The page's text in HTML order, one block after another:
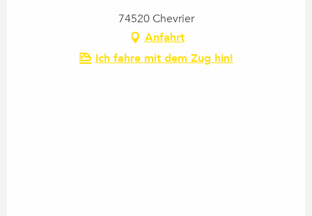
74520 Chevrier
Anfahrt
Ich fahre mit dem Zug hin!